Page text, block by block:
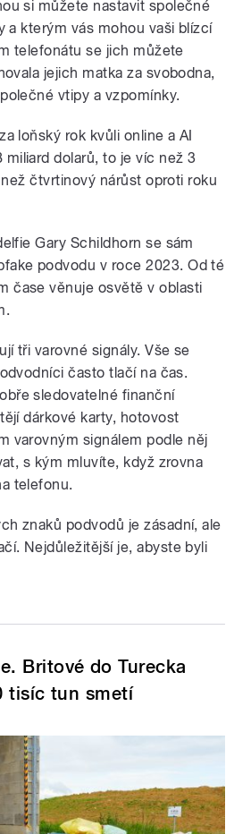
si můžete nastavit společné
a kterým vás mohou vaši blízcí
telefonátu se jich můžete
jejich matka za svobodna,
vtipy a vzpomínky.
loňský rok kvůli online a AI
dolarů, to je víc než 3
čtvrtinový nárůst oproti roku
Gary Schildhorn se sám
podvodu v roce 2023. Od té
čase věnuje osvětě v oblasti
tři varovné signály. Vše se
často tlačí na čas.
sledovatelné finanční
dárkové karty, hotovost
varovným signálem podle něj
s kým mluvíte, když zrovna
telefonu.
znaků podvodů je zásadní, ale
Nejdůležitější je, abyste byli
Britové do Turecka
tisíc tun smetí